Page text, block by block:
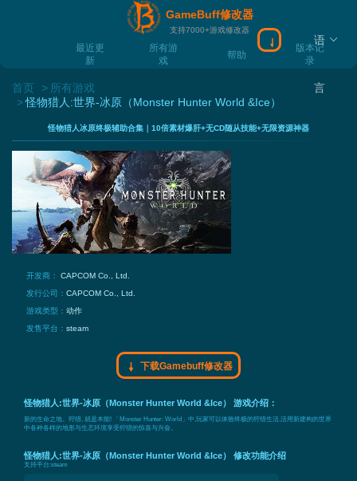
GameBuff修改器
支持7000+游戏修改器
最近更
新
所有游
戏
帮助
版本记
录
下载Gamebuff
语
言
首页
所有游戏
怪物猎人:世界-冰原（Monster Hunter World &Ice）
怪物猎人冰原终极辅助合集｜10倍素材爆肝+无CD随从技能+无限资源神器
开发商： CAPCOM Co., Ltd.
发行公司： CAPCOM Co., Ltd.
游戏类型： 动作
发售平台： steam
下载Gamebuff修改器
怪物猎人:世界-冰原（Monster Hunter World &Ice） 游戏介绍：
新的生命之地。狩猎, 就是本能! 「Monster Hunter: World」中,玩家可以体验终极的狩猎生活,活用新建构的世界
中各种各样的地形与生态环境享受狩猎的惊喜与兴奋。
怪物猎人:世界-冰原（Monster Hunter World &Ice） 修改功能介绍
支持平台:steam